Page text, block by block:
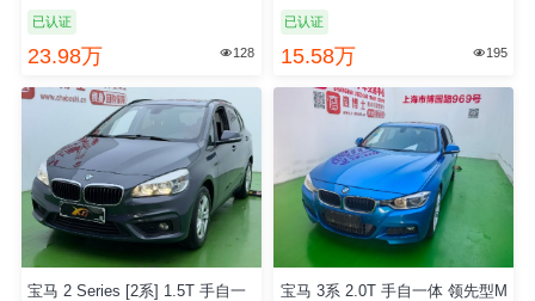
已认证
23.98万  128
已认证
15.58万  195
宝马 2 Series [2系] 1.5T 手自一
宝马 3系 2.0T 手自一体 领先型M